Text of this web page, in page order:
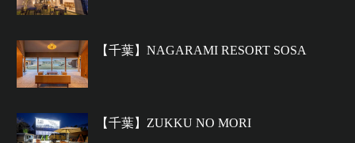
【千葉】NAGARAMI RESORT SOSA
【千葉】ZUKKU NO MORI